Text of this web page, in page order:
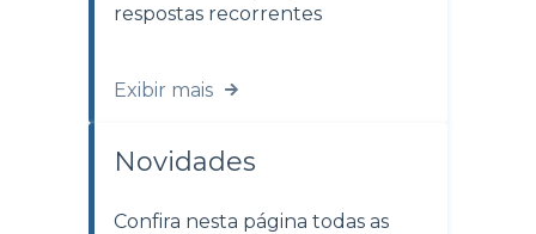
respostas recorrentes
Exibir mais
Novidades
Confira nesta página todas as